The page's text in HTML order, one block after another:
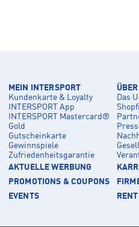
MEIN INTERSPORT
Kundenkarte & Loyalty
INTERSPORT App
INTERSPORT Mastercard®
Gold
Gutscheinkarte
Gewinnspiele
Zufriedenheitsgarantie
AKTUELLE WERBUNG
PROMOTIONS & COUPONS
EVENTS
Das